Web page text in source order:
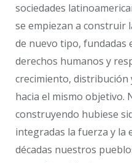
sociedades
se empiezan a construir
de nuevo tipo, fundadas
derechos humanos y
crecimiento,
hacia el mismo objetivo.
construyendo hubiese
integradas la fuerza y la
décadas nuestros